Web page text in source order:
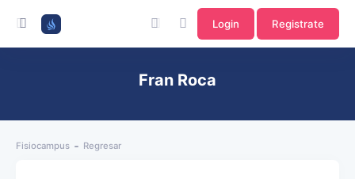
Login Registrate
Fran Roca
Fisiocampus Regresar